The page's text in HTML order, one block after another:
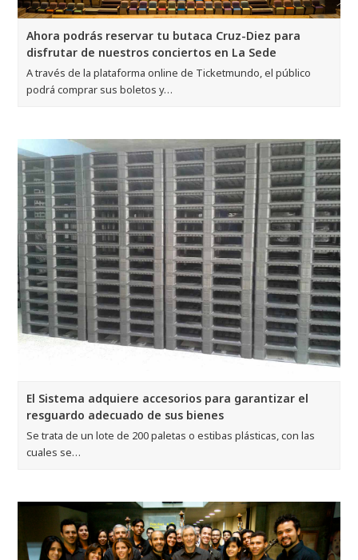
Ahora podrás reservar tu butaca Cruz-Diez para
disfrutar de nuestros conciertos en La Sede
A través de la plataforma online de Ticketmundo, el público
podrá comprar sus boletos y…
El Sistema adquiere accesorios para garantizar el
resguardo adecuado de sus bienes
Se trata de un lote de 200 paletas o estibas plásticas, con las
cuales se…